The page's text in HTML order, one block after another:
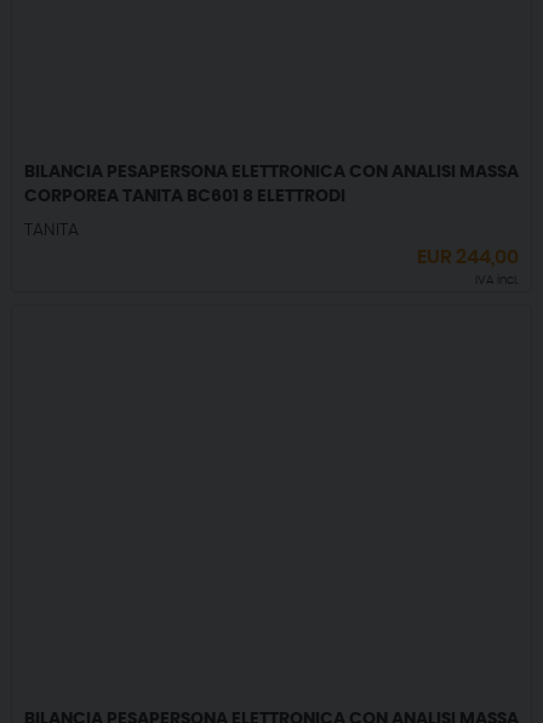
BILANCIA PESAPERSONA ELETTRONICA CON ANALISI MASSA
CORPOREA TANITA BC601 8 ELETTRODI
TANITA
EUR 244,00
IVA incl.